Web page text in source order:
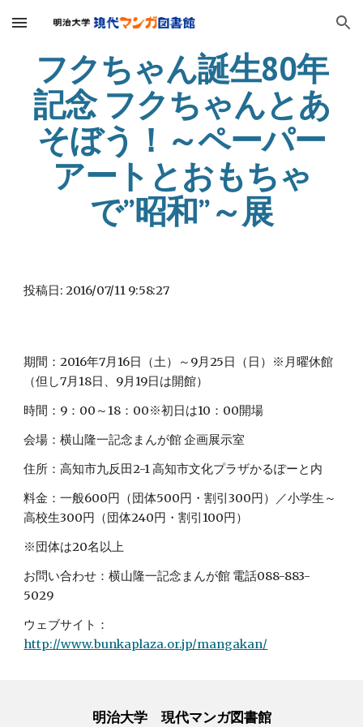
Skip to main content Skip to navigation
フクちゃん誕生80年
記念 フクちゃんとあ
そぼう！～ペーパー
アートとおもちゃ
で”昭和”～展
投稿日: 2016/07/11 9:58:27
期間：2016年7月16日（土）～9月25日（日）※月曜休館
（但し7月18日、9月19日は開館）
時間：9：00～18：00※初日は10：00開場
会場：横山隆一記念まんが館 企画展示室
住所：高知市九反田2-1 高知市文化プラザかるぽーと内
料金：一般600円（団体500円・割引300円）／小学生～
高校生300円（団体240円・割引100円）
※団体は20名以上
お問い合わせ：横山隆一記念まんが館 電話088-883-
5029
ウェブサイト：
http://www.bunkaplaza.or.jp/mangakan/
明治大学 現代マンガ図書館